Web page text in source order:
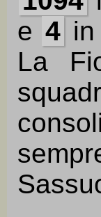
e 4
La